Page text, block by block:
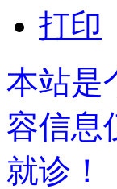
打印
本站是
容信息
就诊！